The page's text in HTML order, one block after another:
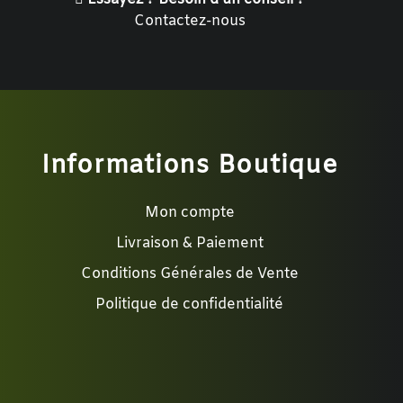
Contactez-nous
Informations Boutique
Mon compte
Livraison & Paiement
Conditions Générales de Vente
Politique de confidentialité